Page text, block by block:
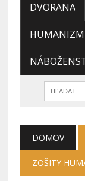
DVORANA
DOMOV
ZOŠITY